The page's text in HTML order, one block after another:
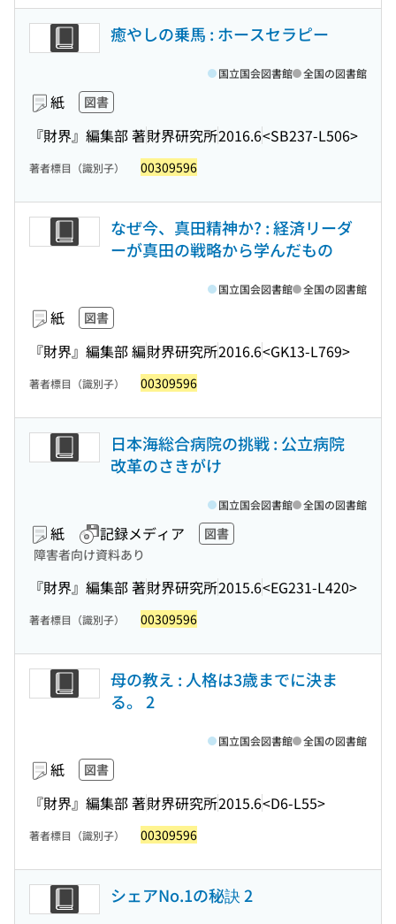
癒やしの乗馬 : ホースセラピー
紙 図書
『財界』編集部 著財界研究所2016.6<SB237-L506>
国立国会図書館 全国の図書館
著者標目（識別子） 00309596
なぜ今、真田精神か? : 経済リーダ
ーが真田の戦略から学んだもの
紙 図書
『財界』編集部 編財界研究所2016.6<GK13-L769>
国立国会図書館 全国の図書館
著者標目（識別子） 00309596
日本海総合病院の挑戦 : 公立病院
改革のさきがけ
紙 記録メディア
図書
障害者向け資料あり
『財界』編集部 著財界研究所2015.6<EG231-L420>
国立国会図書館 全国の図書館
著者標目（識別子） 00309596
母の教え : 人格は3歳までに決ま
る。 2
紙 図書
『財界』編集部 著財界研究所2015.6<D6-L55>
国立国会図書館 全国の図書館
著者標目（識別子） 00309596
シェアNo.1の秘訣 2